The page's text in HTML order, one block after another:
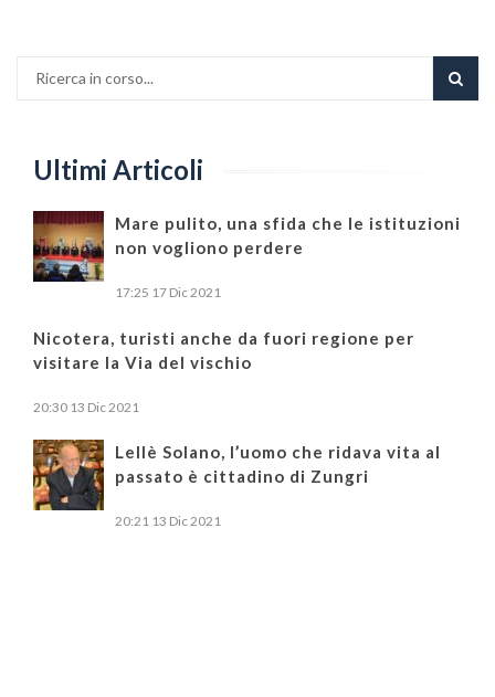
Ultimi Articoli
Mare pulito, una sfida che le istituzioni
non vogliono perdere
17:25 17 Dic 2021
Nicotera, turisti anche da fuori regione per
visitare la Via del vischio
20:30 13 Dic 2021
Lellè Solano, l’uomo che ridava vita al
passato è cittadino di Zungri
20:21 13 Dic 2021